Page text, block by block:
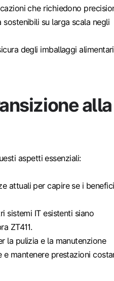
che richiedono
su larga scala negli
degli imballaggi alimentari
alla
aspetti essenziali:
attuali per capire se i benefici
sistemi IT esistenti siano
ZT411.
la pulizia e la manutenzione
mantenere prestazioni